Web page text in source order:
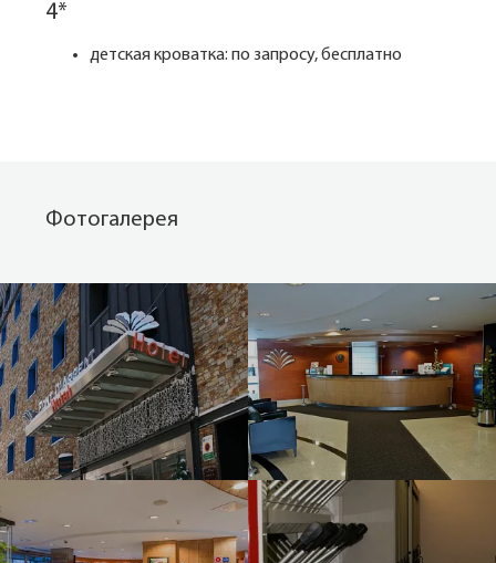
4*
детская кроватка: по запросу, бесплатно
Фотогалерея